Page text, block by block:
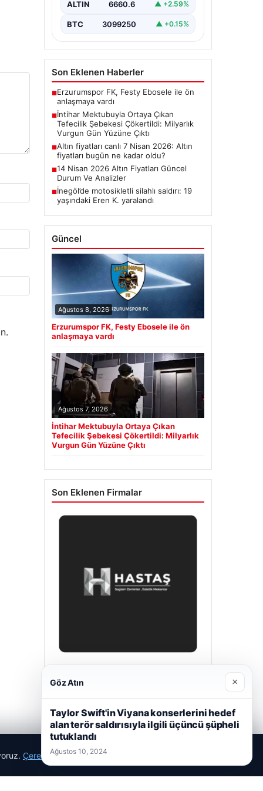
belirterek hayatına son veren bir
bölgedeki büyük…
ALTIN 6660.6 ▲ +2.59%
BTC 3099250 ▲ +0.15%
Son Eklenen Haberler
■Erzurumspor FK, Festy Ebosele ile ön
anlaşmaya vardı
■İntihar Mektubuyla Ortaya Çıkan
Tefecilik Şebekesi Çökertildi: Milyarlık
Vurgun Gün Yüzüne Çıktı
■Altın fiyatları canlı 7 Nisan 2026: Altın
fiyatları bugün ne kadar oldu?
■14 Nisan 2026 Altın Fiyatları Güncel
Durum Ve Analizler
■İnegöl’de motosikletli silahlı saldırı: 19
yaşındaki Eren K. yaralandı
Güncel
Ağustos 8, 2026
Erzurumspor FK, Festy Ebosele ile ön
anlaşmaya vardı
Ağustos 7, 2026
İntihar Mektubuyla Ortaya Çıkan
Tefecilik Şebekesi Çökertildi: Milyarlık
Vurgun Gün Yüzüne Çıktı
Son Eklenen Firmalar
Mayıs 26, 2026
Çerez Politikamız
Göz Atın ×
Taylor Swift'in Viyana konserlerini hedef
alan terör saldırısıyla ilgili üçüncü şüpheli
tutuklandı
Ağustos 10, 2024